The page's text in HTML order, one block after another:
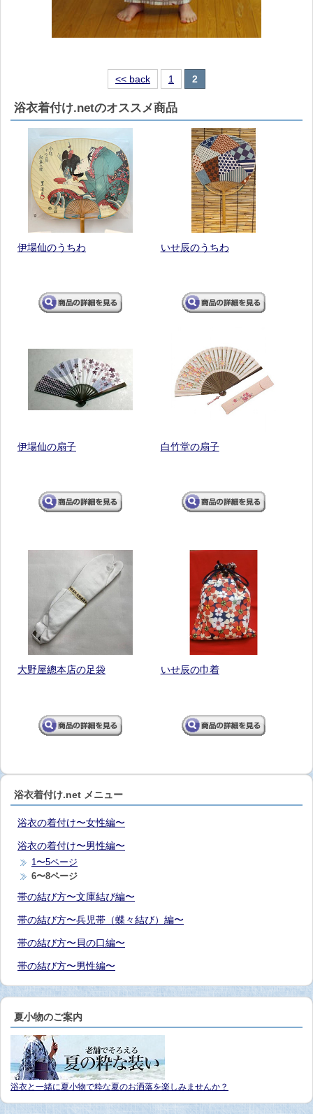
<< back 1 2
浴衣着付け.netのオススメ商品
伊場仙のうちわ いせ辰のうちわ
伊場仙の扇子 白竹堂の扇子
大野屋總本店の足袋 いせ辰の巾着
浴衣着付け.net メニュー
浴衣の着付け〜女性編〜
浴衣の着付け〜男性編〜
1〜5ページ
6〜8ページ
帯の結び方〜文庫結び編〜
帯の結び方〜兵児帯（蝶々結び）編〜
帯の結び方〜貝の口編〜
帯の結び方〜男性編〜
夏小物のご案内
浴衣と一緒に夏小物で粋な夏のお洒落を楽しみませんか？